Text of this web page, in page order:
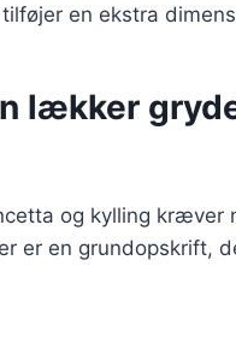
en ekstra
lækker
og kylling kræver
er en grundopskrift,